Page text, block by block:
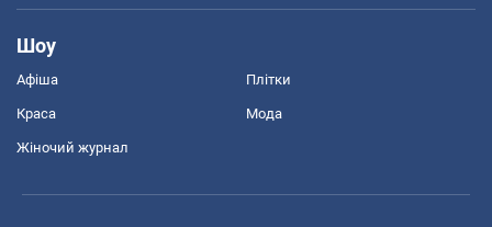
Шоу
Афіша Плітки
Краса Мода
Жіночий журнал